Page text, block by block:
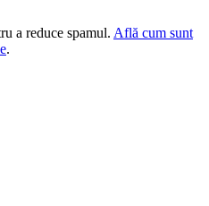
a reduce spamul. Află cum sunt
.